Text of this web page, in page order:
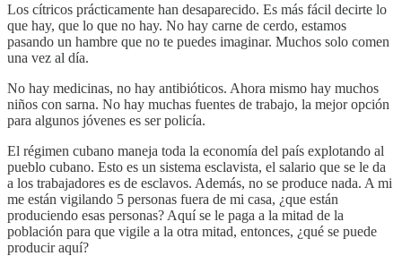
Los cítricos prácticamente han desaparecido. Es más fácil decirte lo
que hay, que lo que no hay. No hay carne de cerdo, estamos
pasando un hambre que no te puedes imaginar. Muchos solo comen
una vez al día.
No hay medicinas, no hay antibióticos. Ahora mismo hay muchos
niños con sarna. No hay muchas fuentes de trabajo, la mejor opción
para algunos jóvenes es ser policía.
El régimen cubano maneja toda la economía del país explotando al
pueblo cubano. Esto es un sistema esclavista, el salario que se le da
a los trabajadores es de esclavos. Además, no se produce nada. A mi
me están vigilando 5 personas fuera de mi casa, ¿que están
produciendo esas personas? Aquí se le paga a la mitad de la
población para que vigile a la otra mitad, entonces, ¿qué se puede
producir aquí?